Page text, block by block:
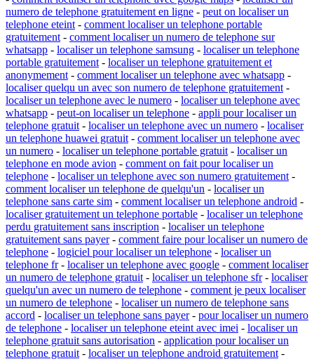
numero de telephone gratuitement en ligne - peut on localiser un
telephone eteint - comment localiser un telephone portable
gratuitement - comment localiser un numero de telephone sur
whatsapp - localiser un telephone samsung - localiser un telephone
portable gratuitement - localiser un telephone gratuitement et
anonymement - comment localiser un telephone avec whatsapp -
localiser quelqu un avec son numero de telephone gratuitement -
localiser un telephone avec le numero - localiser un telephone avec
whatsapp - peut-on localiser un telephone - appli pour localiser un
telephone gratuit - localiser un telephone avec un numero - localiser
un telephone huawei gratuit - comment localiser un telephone avec
un numero - localiser un telephone portable gratuit - localiser un
telephone en mode avion - comment on fait pour localiser un
telephone - localiser un telephone avec son numero gratuitement -
comment localiser un telephone de quelqu'un - localiser un
telephone sans carte sim - comment localiser un telephone android -
localiser gratuitement un telephone portable - localiser un telephone
perdu gratuitement sans inscription - localiser un telephone
gratuitement sans payer- comment faire pour localiser un numero de
telephone - logiciel pour localiser un telephone - localiser un
telephone fr- localiser un telephone avec google - comment localiser
un numero de telephone gratuit - localiser un telephone sfr- localiser
quelqu'un avec un numero de telephone - comment je peux localiser
un numero de telephone - localiser un numero de telephone sans
accord - localiser un telephone sans payer- pour localiser un numero
de telephone - localiser un telephone eteint avec imei - localiser un
telephone gratuit sans autorisation - application pour localiser un
telephone gratuit - localiser un telephone android gratuitement -